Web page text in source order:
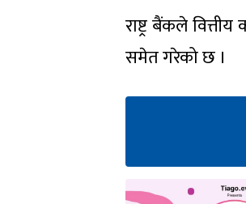
राष्ट्र बैंकले
समेत गरेको छ ।